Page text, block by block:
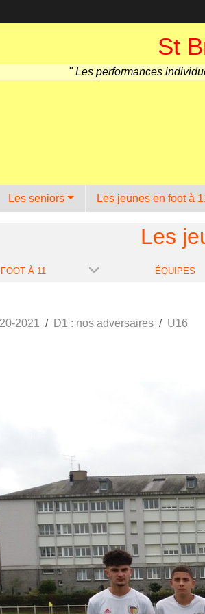
St
" Les performances
Les seniors Les jeunes en foot à
Les
À 11 ÉQUIPES
2021 D1 : nos adversaires U16